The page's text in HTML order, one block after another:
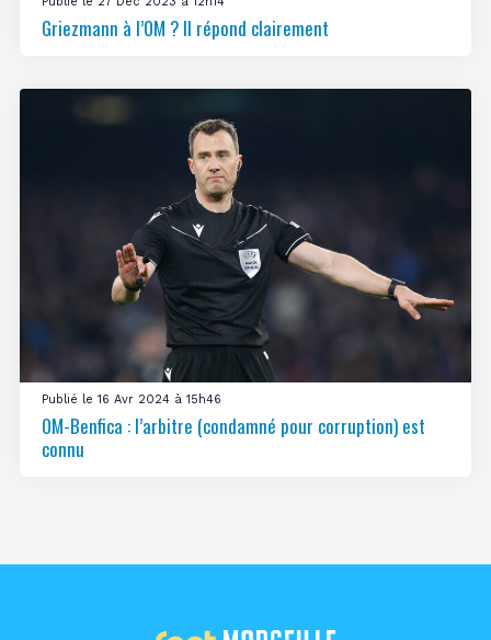
Griezmann à l’OM ? Il répond clairement
Publié le 16 Avr 2024 à 15h46
OM-Benfica : l’arbitre (condamné pour corruption) est
connu